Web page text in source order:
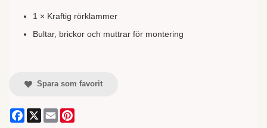
1 × Kraftig rörklammer
Bultar, brickor och muttrar för montering
Spara som favorit
Facebook
X Email